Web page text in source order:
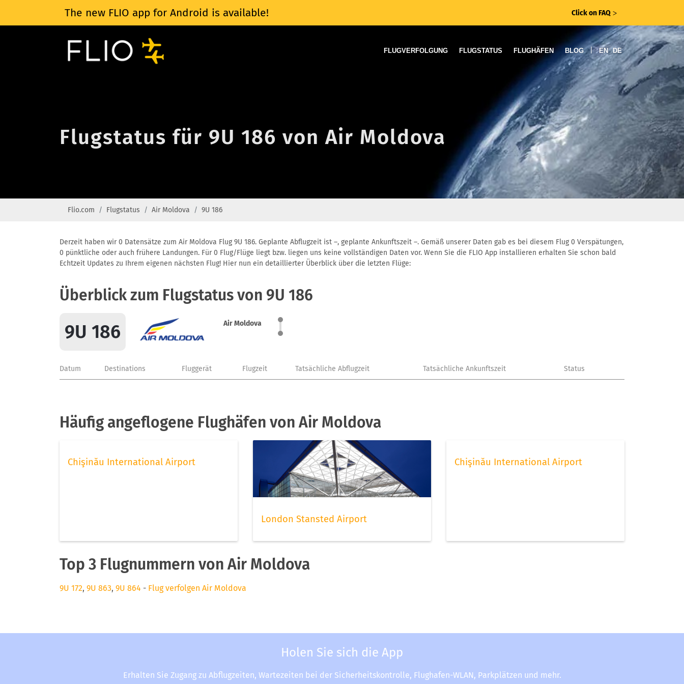
The new FLIO app for Android is available! Click on FAQ ᐳ
FLUGVERFOLGUNG FLUGSTATUS FLUGHÄFEN BLOG | EN DE
Flugstatus für 9U 186 von Air Moldova
Flio.com Flugstatus Air Moldova 9U 186
Derzeit haben wir 0 Datensätze zum Air Moldova Flug 9U 186. Geplante Abflugzeit ist –, geplante Ankunftszeit –. Gemäß unserer Daten gab es bei diesem Flug 0 Verspätungen,
0 pünktliche oder auch frühere Landungen. Für 0 Flug/Flüge liegt bzw. liegen uns keine vollständigen Daten vor. Wenn Sie die FLIO App installieren erhalten Sie schon bald
Echtzeit Updates zu Ihrem eigenen nächsten Flug! Hier nun ein detaillierter Überblick über die letzten Flüge:
Überblick zum Flugstatus von 9U 186
9U 186 Air Moldova
Datum Destinations Fluggerät Flugzeit Tatsächliche Abflugzeit Tatsächliche Ankunftszeit Status
Häufig angeflogene Flughäfen von Air Moldova
Chişinău International Airport
London Stansted Airport
Chişinău International Airport
Top 3 Flugnummern von Air Moldova
9U 172, 9U 863, 9U 864 - Flug verfolgen Air Moldova
Holen Sie sich die App
Erhalten Sie Zugang zu Abflugzeiten, Wartezeiten bei der Sicherheitskontrolle, Flughafen-WLAN, Parkplätzen und mehr.